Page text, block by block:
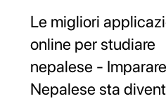
Le migliori
online per studiare
nepalese -
Nepalese sta